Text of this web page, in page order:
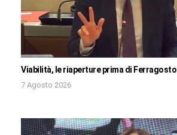
Viabilità, le riaperture prima di Ferragosto
7 Agosto 2026